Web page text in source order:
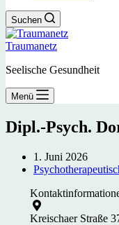
Suchen
Traumanetz
Seelische Gesundheit
Menü
Dipl.-Psych.
1. Juni 2026
Kreischaer Straße